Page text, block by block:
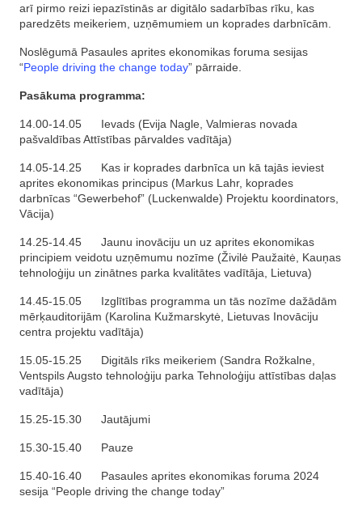
arī pirmo reizi iepazīstinās ar digitālo sadarbības rīku, kas
paredzēts meikeriem, uzņēmumiem un koprades darbnīcām.
Noslēgumā Pasaules aprites ekonomikas foruma sesijas
“People driving the change today” pārraide.
Pasākuma programma:
14.00-14.05 Ievads (Evija Nagle, Valmieras novada
pašvaldības Attīstības pārvaldes vadītāja)
14.05-14.25 Kas ir koprades darbnīca un kā tajās ieviest
aprites ekonomikas principus (Markus Lahr, koprades
darbnīcas “Gewerbehof” (Luckenwalde) Projektu koordinators,
Vācija)
14.25-14.45 Jaunu inovāciju un uz aprites ekonomikas
principiem veidotu uzņēmumu nozīme (Živilė Paužaitė, Kauņas
tehnoloģiju un zinātnes parka kvalitātes vadītāja, Lietuva)
14.45-15.05 Izglītības programma un tās nozīme dažādām
mērķauditorijām (Karolina Kužmarskytė, Lietuvas Inovāciju
centra projektu vadītāja)
15.05-15.25 Digitāls rīks meikeriem (Sandra Rožkalne,
Ventspils Augsto tehnoloģiju parka Tehnoloģiju attīstības daļas
vadītāja)
15.25-15.30 Jautājumi
15.30-15.40 Pauze
15.40-16.40 Pasaules aprites ekonomikas foruma 2024
sesija “People driving the change today”